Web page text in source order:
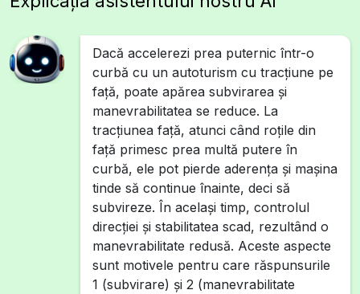
Dacă accelerezi prea puternic într-o
curbă cu un autoturism cu tracțiune pe
față, poate apărea subvirarea și
manevrabilitatea se reduce. La
tracțiunea față, atunci când roțile din
față primesc prea multă putere în
curbă, ele pot pierde aderența și mașina
tinde să continue înainte, deci să
subvireze. În același timp, controlul
direcției și stabilitatea scad, rezultând o
manevrabilitate redusă. Aceste aspecte
sunt motivele pentru care răspunsurile
1 (subvirare) și 2 (manevrabilitate